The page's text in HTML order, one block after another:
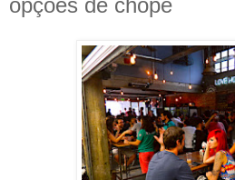
opções de chope